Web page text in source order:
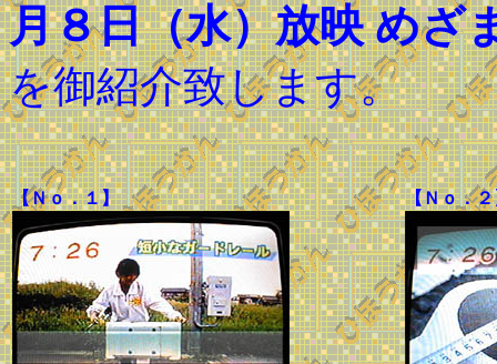
月８日（水）放映 めざ
を御紹介致します。
【Ｎｏ．１】 【Ｎｏ．２